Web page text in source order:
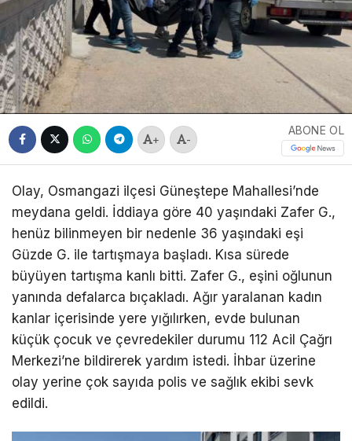
+ -
ABONE OL
Olay, Osmangazi ilçesi Güneştepe Mahallesi’nde
meydana geldi. İddiaya göre 40 yaşındaki Zafer G.,
henüz bilinmeyen bir nedenle 36 yaşındaki eşi
Güzde G. ile tartışmaya başladı. Kısa sürede
büyüyen tartışma kanlı bitti. Zafer G., eşini oğlunun
yanında defalarca bıçakladı. Ağır yaralanan kadın
kanlar içerisinde yere yığılırken, evde bulunan
küçük çocuk ve çevredekiler durumu 112 Acil Çağrı
Merkezi’ne bildirerek yardım istedi. İhbar üzerine
olay yerine çok sayıda polis ve sağlık ekibi sevk
edildi.